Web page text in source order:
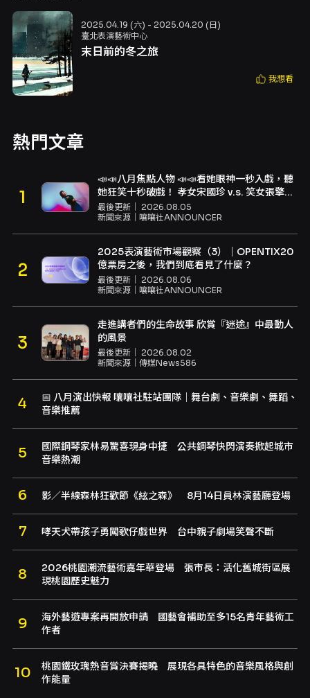
2025.04.19 (六) - 2025.04.20 (日)
臺北表演藝術中心
末日前的冬之旅
我想看
熱門文章
📣📣八月焦點人物 📣📣看她眼神一秒入戲，聽
她狂笑十秒破戲！ 孝女宋國珍 v.s. 笑女張擎
佳：本是同根生，相約壓車別太急
最後更新｜ 2026.08.05
新聞來源｜ 嚷嚷社ANNOUNCER
2025表演藝術市場觀察（3）｜OPENTIX20
億票房之後，我們到底看見了什麼？
最後更新｜ 2026.08.06
新聞來源｜ 嚷嚷社ANNOUNCER
走進講者們的生命故事 欣賞『迷途』中最動人
的風景
最後更新｜ 2026.08.02
新聞來源｜ 傳媒News586
📅 八月演出快報 嚷嚷社駐站團隊｜舞台劇、音樂劇、舞蹈、
音樂推薦
國際鋼琴家林易驚喜現身中捷 公共鋼琴快閃演奏掀起城市
音樂熱潮
影／半線森林狂歡節《絃之森》 8月14日員林演藝廳登場
哮天犬帶孩子勇闖歌仔戲世界 台中親子劇場笑聲不斷
2026桃園潮流藝術嘉年華登場 張市長：活化舊城街區展
現桃園歷史魅力
海外藝遊專案再開放申請 國藝會補助至多15名青年藝術工
作者
桃園鐵玫瑰熱音賞決賽揭曉 展現各具特色的音樂風格與創
作能量